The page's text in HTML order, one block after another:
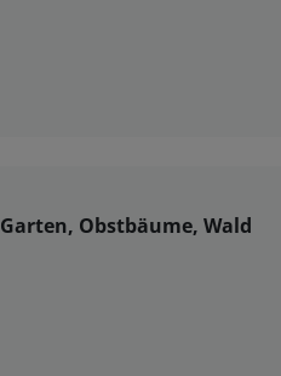
Obstbäume, Wald